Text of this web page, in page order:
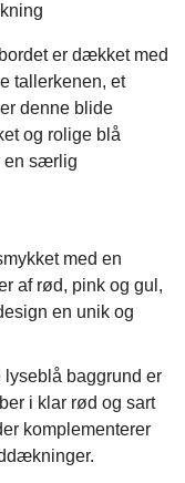
er dækket med
tallerkenen, et
denne blide
og rolige blå
en særlig
med en
af rød, pink og gul,
en unik og
lyseblå baggrund er
i klar rød og sart
komplementerer